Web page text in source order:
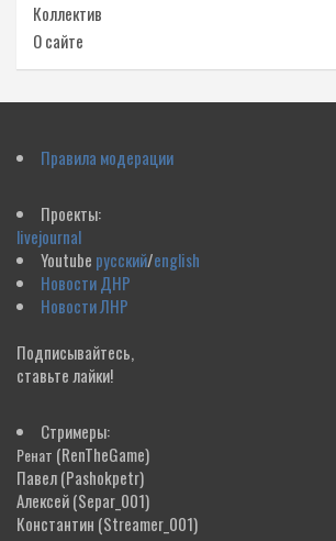
Коллектив
О сайте
Правила модерации
Проекты:
livejournal
Youtube русский/english
Новости ДНР
Новости ЛНР
Подписывайтесь,
ставьте лайки!
Стримеры:
Ренат (RenTheGame)
Павел(Pashokpetr)
Алексей(Separ_001)
Константин (Streamer_001)